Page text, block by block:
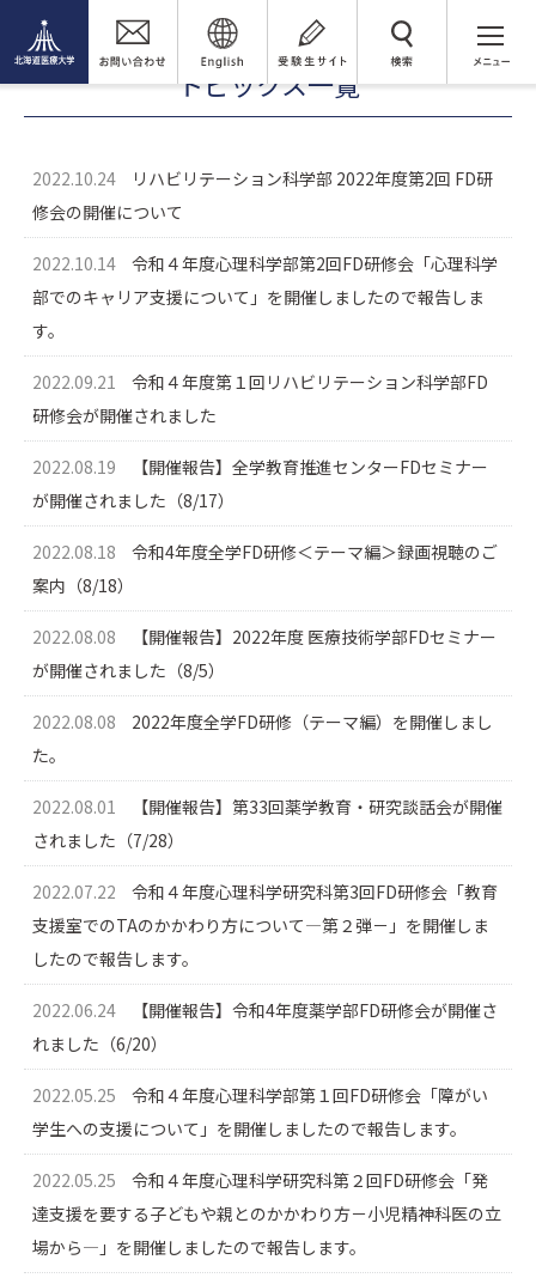
検 索
FD活動トピックス
トピックス一覧
2022.10.24
リハビリテーション科学部 2022年度第2回 FD研
修会の開催について
2022.10.14
令和４年度心理科学部第2回FD研修会「心理科学
部でのキャリア支援について」を開催しましたので報告しま
す。
2022.09.21
令和４年度第１回リハビリテーション科学部FD
研修会が開催されました
2022.08.19
【開催報告】全学教育推進センターFDセミナー
が開催されました（8/17）
2022.08.18
令和4年度全学FD研修＜テーマ編＞録画視聴のご
案内（8/18）
2022.08.08
【開催報告】2022年度 医療技術学部FDセミナー
が開催されました（8/5）
2022.08.08
2022年度全学FD研修（テーマ編）を開催しまし
た。
2022.08.01
【開催報告】第33回薬学教育・研究談話会が開催
されました（7/28）
2022.07.22
令和４年度心理科学研究科第3回FD研修会「教育
支援室でのTAのかかわり方について―第２弾－」を開催しま
したので報告します。
2022.06.24
【開催報告】令和4年度薬学部FD研修会が開催さ
れました（6/20）
2022.05.25
令和４年度心理科学部第１回FD研修会「障がい
学生への支援について」を開催しましたので報告します。
2022.05.25
令和４年度心理科学研究科第２回FD研修会「発
達支援を要する子どもや親とのかかわり方－小児精神科医の立
場から―」を開催しましたので報告します。